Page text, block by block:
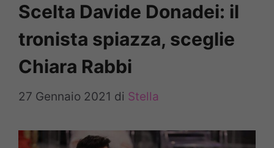
Scelta Davide Donadei: il
tronista spiazza, sceglie
Chiara Rabbi
27 Gennaio 2021 di Stella